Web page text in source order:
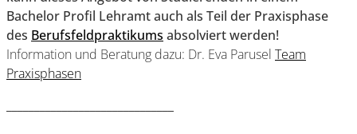
Bachelor Profil Lehramt auch als Teil der Praxisphase
des Berufsfeldpraktikums absolviert werden!
Information und Beratung dazu: Dr. Eva Parusel Team
Praxisphasen